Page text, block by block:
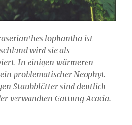
lophantha ist
wird sie als
In einigen wärmeren
problematischer Neophyt.
Staubblätter sind deutlich
verwandten Gattung Acacia.